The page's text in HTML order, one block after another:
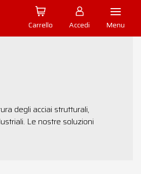
Carrello Accedi Menu
degli acciai strutturali,
Le nostre soluzioni